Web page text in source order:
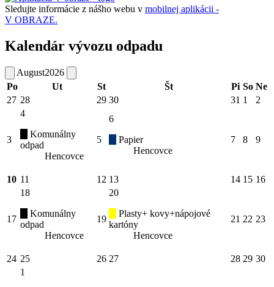
Sledujte informácie z nášho webu v mobilnej aplikácii -
V OBRAZE.
Kalendár vývozu odpadu
August2026
Po
Ut St Št Pi So Ne
27 28 29 30 31 1 2
3
4
Komunálny
odpad
Hencovce
5
6
Papier
Hencovce
7 8 9
10 11 12 13 14 15 16
17
18
Komunálny
odpad
Hencovce
19
20
Plasty+ kovy+nápojové
kartóny
Hencovce
21 22 23
24 25 26 27 28 29 30
1